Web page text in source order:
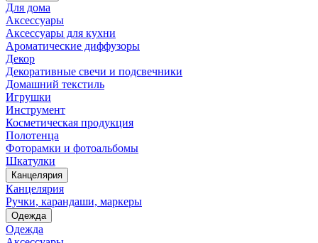
Для дома
Аксессуары
Аксессуары для кухни
Ароматические диффузоры
Декор
Декоративные свечи и подсвечники
Домашний текстиль
Игрушки
Инструмент
Косметическая продукция
Полотенца
Фоторамки и фотоальбомы
Шкатулки
Канцелярия
Канцелярия
Ручки, карандаши, маркеры
Одежда
Одежда